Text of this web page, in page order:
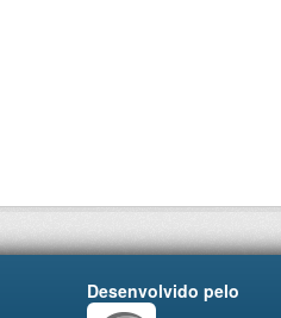
Desenvolvido pelo